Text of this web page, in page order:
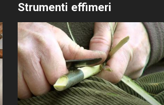
Strumenti effimeri